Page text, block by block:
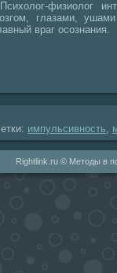
физиолοг
глазами,
враг осознания.
импульсивность
Rightlink.ru © Методы в